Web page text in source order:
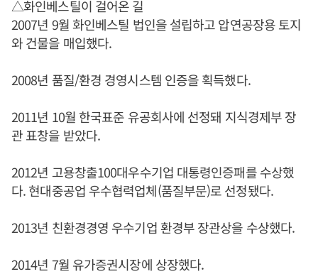
△화인베스틸이 걸어온 길
2007년 9월 화인베스틸 법인을 설립하고 압연공장용 토지
와 건물을 매입했다.
2008년 품질/환경 경영시스템 인증을 획득했다.
2011년 10월 한국표준 유공회사에 선정돼 지식경제부 장
관 표창을 받았다.
2012년 고용창출100대우수기업 대통령인증패를 수상했
다. 현대중공업 우수협력업체(품질부문)로 선정됐다.
2013년 친환경경영 우수기업 환경부 장관상을 수상했다.
2014년 7월 유가증권시장에 상장했다.